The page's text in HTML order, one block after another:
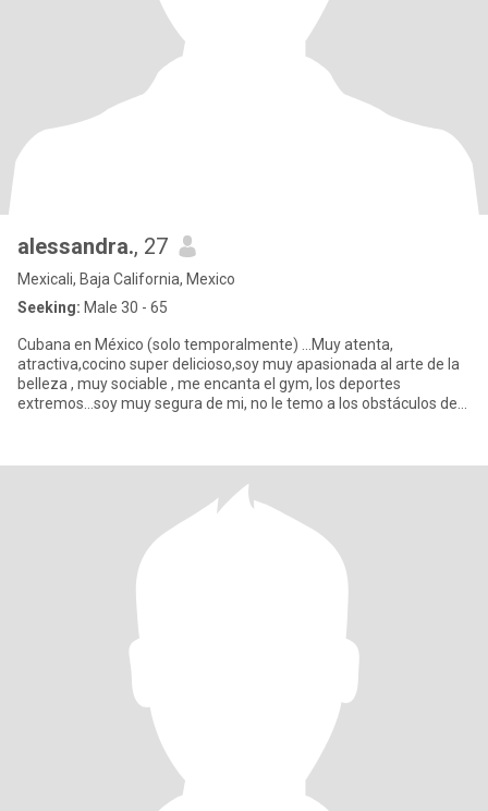
alessandra., 27
Mexicali, Baja California, Mexico
Seeking: Male 30 - 65
Cubana en México (solo temporalmente) ...Muy atenta,
atractiva,cocino super delicioso,soy muy apasionada al arte de la
belleza , muy sociable , me encanta el gym, los deportes
extremos...soy muy segura de mi, no le temo a los obstáculos de